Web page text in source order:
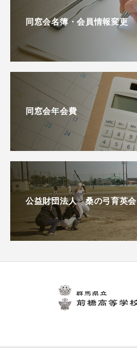
同窓会名簿・会員情報変更
同窓会年会費
公益財団法人 桑の弓育英会